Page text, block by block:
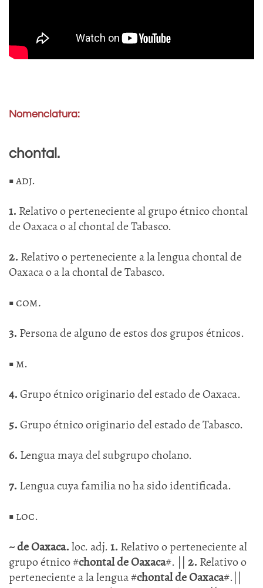
Nomenclatura:
chontal.
■adj.
1. Relativo o perteneciente al grupo étnico chontal
de Oaxaca o al chontal de Tabasco.
2. Relativo o perteneciente a la lengua chontal de
Oaxaca o a la chontal de Tabasco.
■com.
3. Persona de alguno de estos dos grupos étnicos.
■m.
4.Grupo étnico originario del estado de Oaxaca.
5.Grupo étnico originario del estado de Tabasco.
6. Lengua maya del subgrupo cholano.
7. Lengua cuya familia no ha sido identificada.
■loc.
~ de Oaxaca.loc. adj.1. Relativo o perteneciente al
grupo étnico #chontal de Oaxaca#. || 2. Relativo o
perteneciente a la lengua #chontal de Oaxaca#.||